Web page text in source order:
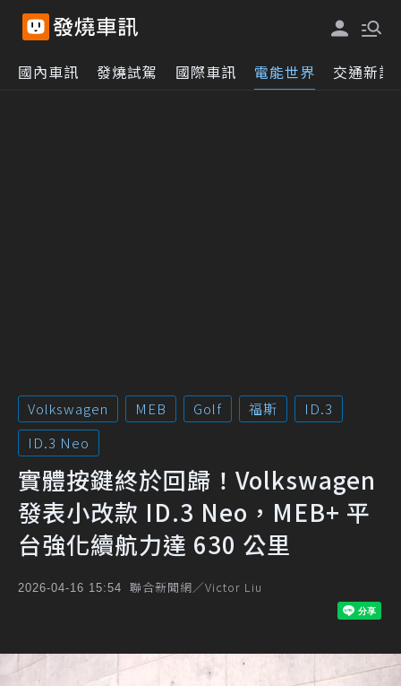
國內車訊 發燒試駕 國際車訊 電能世界 交通新訊
Volkswagen MEB Golf 福斯
ID.3
ID.3 Neo
實體按鍵終於回歸！Volkswagen
發表小改款 ID.3 Neo，MEB+ 平
台強化續航力達 630 公里
2026-04-16 15:54 聯合新聞網／Victor Liu